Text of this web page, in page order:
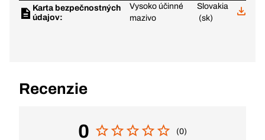
Karta bezpečnostných
údajov:
Vysoko účinné
mazivo
Slovakia
(sk)
Recenzie
0 (0)